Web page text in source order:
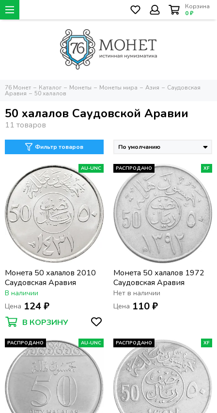
Корзина
0 ₽
76 Монет Каталог Монеты Монеты мира Азия Саудовская
Аравия 50 халалов
50 халалов Саудовской Аравии
Фильтр товаров
AU-UNC
Монета 50 халалов 2010
Саудовская Аравия
В наличии
Цена 124 ₽
В КОРЗИНУ
РАСПРОДАНО XF
Монета 50 халалов 1972
Саудовская Аравия
Нет в наличии
Цена 110 ₽
РАСПРОДАНО AU-UNC РАСПРОДАНО XF